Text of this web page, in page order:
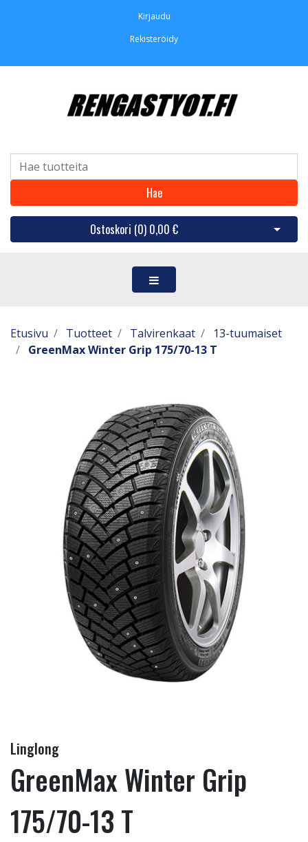
Kirjaudu
Rekisteröidy
Hae
Ostoskori (0) 0,00 € Avaa
Etusivu Tuotteet Talvirenkaat
13-tuumaiset
GreenMax Winter Grip 175/70-13 T
Linglong
GreenMax Winter Grip
175/70-13 T